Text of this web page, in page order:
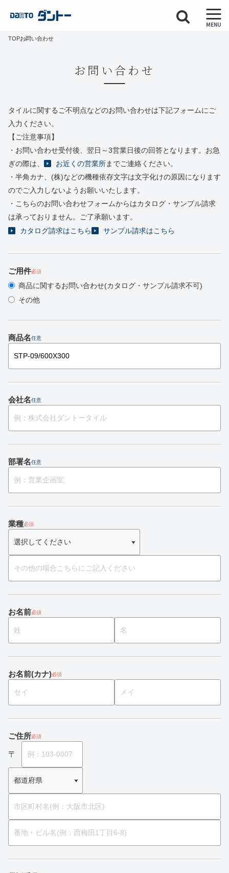
MENU
TOPお問い合わせ
お問い合わせ
タイルに関するご不明点などのお問い合わせは下記フォームにご
入力ください。
【ご注意事項】
・お問い合わせ受付後、翌日～3営業日後の回答となります。お急
ぎの際は、
お近くの営業所までご連絡ください。
・半角カナ、(株)などの機種依存文字は文字化けの原因になります
のでご入力しないようお願いいたします。
・こちらのお問い合わせフォームからはカタログ・サンプル請求
は承っておりません。ご了承願います。
カタログ請求はこちら
サンプル請求はこちら
ご用件必須
商品に関するお問い合わせ(カタログ・サンプル請求不可)
その他
商品名任意
会社名任意
部署名任意
業種必須
お名前必須
お名前(カナ)必須
ご住所必須